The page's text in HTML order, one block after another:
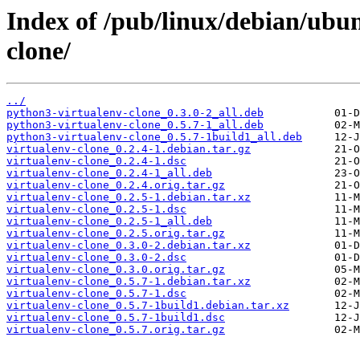
Index of /pub/linux/debian/
clone/
../
python3-virtualenv-clone_0.3.0-2_all.deb
python3-virtualenv-clone_0.5.7-1_all.deb
python3-virtualenv-clone_0.5.7-1build1_all.deb
virtualenv-clone_0.2.4-1.debian.tar.gz
virtualenv-clone_0.2.4-1.dsc
virtualenv-clone_0.2.4-1_all.deb
virtualenv-clone_0.2.4.orig.tar.gz
virtualenv-clone_0.2.5-1.debian.tar.xz
virtualenv-clone_0.2.5-1.dsc
virtualenv-clone_0.2.5-1_all.deb
virtualenv-clone_0.2.5.orig.tar.gz
virtualenv-clone_0.3.0-2.debian.tar.xz
virtualenv-clone_0.3.0-2.dsc
virtualenv-clone_0.3.0.orig.tar.gz
virtualenv-clone_0.5.7-1.debian.tar.xz
virtualenv-clone_0.5.7-1.dsc
virtualenv-clone_0.5.7-1build1.debian.tar.xz
virtualenv-clone_0.5.7-1build1.dsc
virtualenv-clone_0.5.7.orig.tar.gz